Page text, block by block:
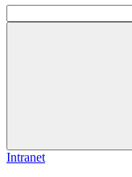
Intranet